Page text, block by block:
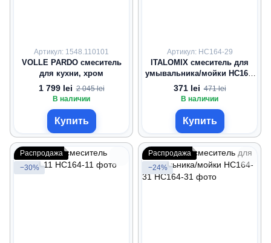
Артикул: 1548.110101
VOLLE PARDO смеситель
для кухни, хром
1 799 lei 2 045 lei
В наличии
Купить
Артикул: HC164-29
ITALOMIX смеситель для
умывальника/мойки HC164-
29
371 lei 471 lei
В наличии
Купить
Распродажа
−30%
Распродажа
−24%